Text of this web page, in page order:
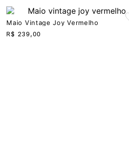
Maio Vintage Joy Vermelho
R$ 239,00